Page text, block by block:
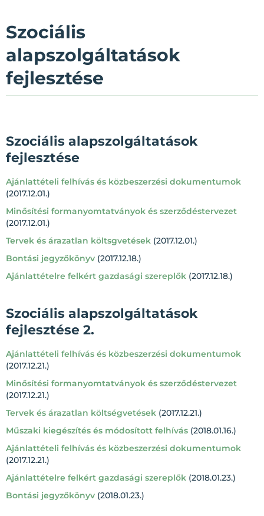
Szociális
alapszolgáltatások
fejlesztése
Szociális alapszolgáltatások
fejlesztése
Ajánlattételi felhívás és közbeszerzési dokumentumok
(2017.12.01.)
Minősítési formanyomtatványok és szerződéstervezet
(2017.12.01.)
Tervek és árazatlan költsgvetések (2017.12.01.)
Bontási jegyzőkönyv (2017.12.18.)
Ajánlattételre felkért gazdasági szereplők (2017.12.18.)
Szociális alapszolgáltatások
fejlesztése 2.
Ajánlattételi felhívás és közbeszerzési dokumentumok
(2017.12.21.)
Minősítési formanyomtatványok és szerződéstervezet
(2017.12.21.)
Tervek és árazatlan költségvetések (2017.12.21.)
Műszaki kiegészítés és módosított felhívás (2018.01.16.)
Ajánlattételi felhívás és közbeszerzési dokumentumok
(2017.12.21.)
Ajánlattételre felkért gazdasági szereplők (2018.01.23.)
Bontási jegyzőkönyv (2018.01.23.)